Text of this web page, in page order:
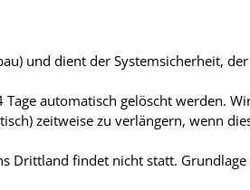
und dient der Systemsicherheit,
automatisch gelöscht werden.
zeitweise zu verlängern, wenn
Drittland findet nicht statt.